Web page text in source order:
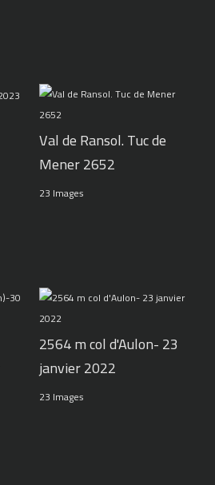
Val de Ransol. Tuc de
Mener 2652
23 Images
2564 m col d'Aulon- 23
janvier 2022
23 Images